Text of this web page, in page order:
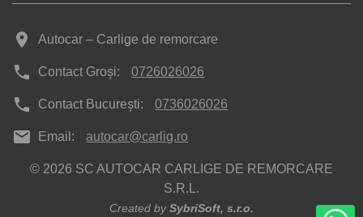
place Autocar – Carlige de remorcare
phone Contact Groși: 0726026026
phone Contact București: 0736026026
mail Email: autocar@carlig.ro
© 2026 SC AUTOCAR CARLIGE DE REMORCARE
S.R.L.
Created bySybriSoft, s.r.o.